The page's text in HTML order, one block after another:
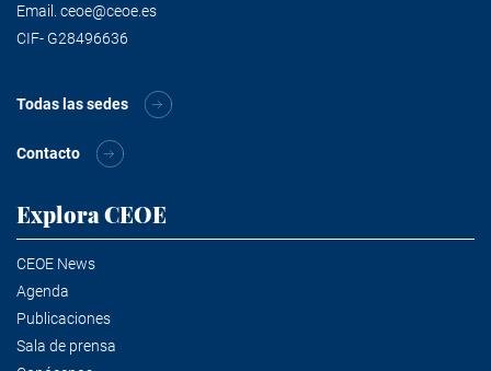
Email. ceoe@ceoe.es
CIF- G28496636
Todas las sedes
Contacto
Explora CEOE
CEOE News
Agenda
Publicaciones
Sala de prensa